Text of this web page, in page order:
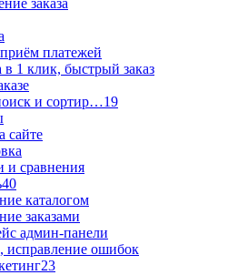
заказа
платежей
1 клик, быстрый заказ
и сортир…19
сайте
и сравнения
40
каталогом
заказами
админ-панели
исправление ошибок
23